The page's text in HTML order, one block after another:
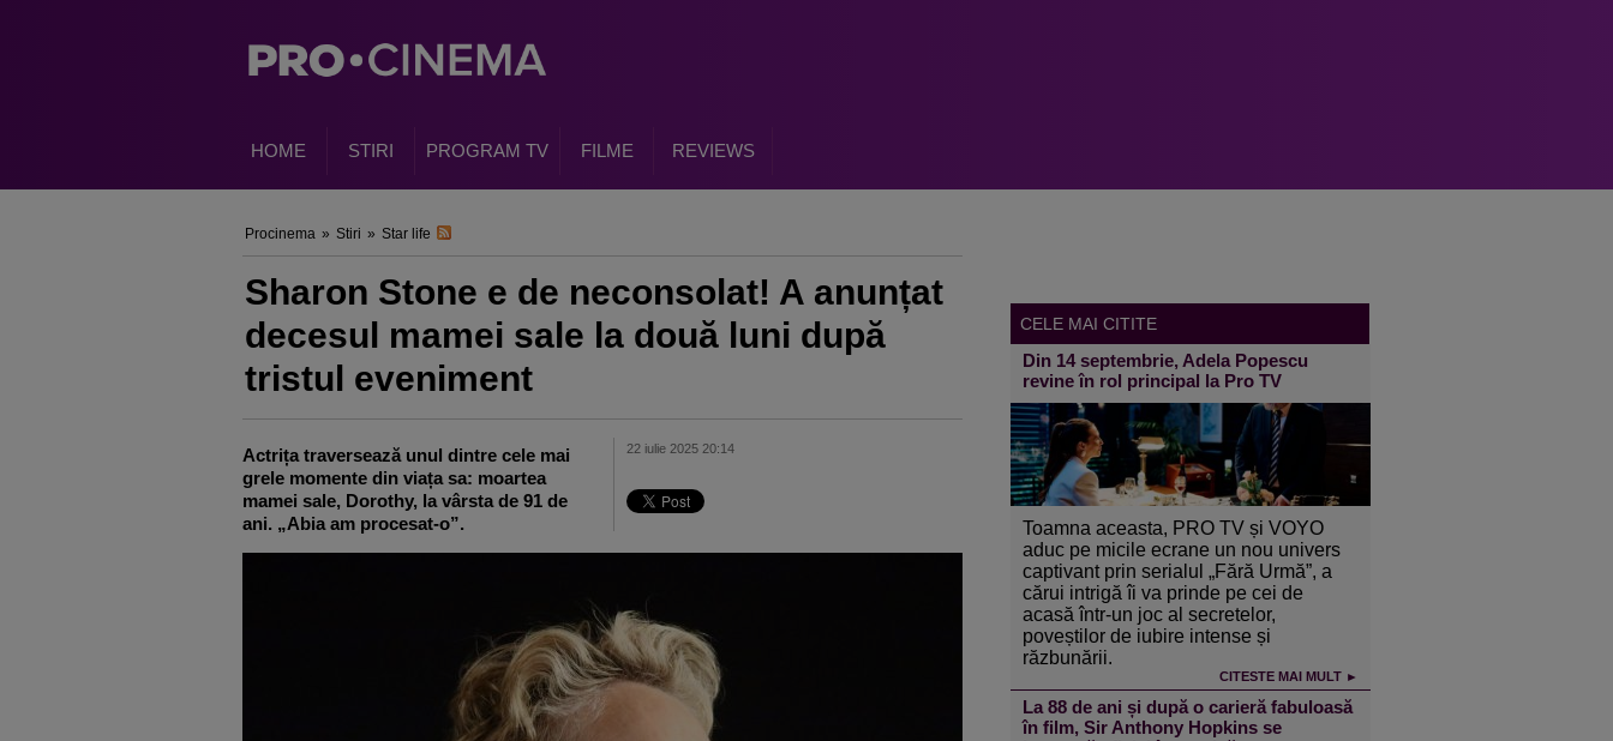
HOME STIRI PROGRAM TV FILME REVIEWS
Procinema » Stiri » Star life
Sharon Stone e de neconsolat! A anunțat
decesul mamei sale la două luni după
tristul eveniment
22 iulie 2025 20:14
Actrița traversează unul dintre cele mai
grele momente din viața sa: moartea
mamei sale, Dorothy, la vârsta de 91 de
ani. „Abia am procesat-o”.
CELE MAI CITITE
Din 14 septembrie, Adela Popescu
revine în rol principal la Pro TV
Toamna aceasta, PRO TV și VOYO
aduc pe micile ecrane un nou univers
captivant prin serialul „Fără Urmă”, a
cărui intrigă îi va prinde pe cei de
acasă într-un joc al secretelor,
poveștilor de iubire intense și
răzbunării.
CITESTE MAI MULT ►
La 88 de ani și după o carieră fabuloasă
în film, Sir Anthony Hopkins se